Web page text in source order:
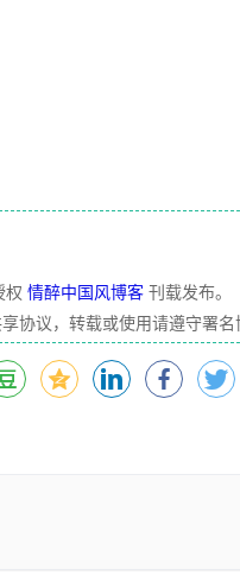
权 情醉中国风博客 刊载发布。
协议，转载或使用请遵守署名